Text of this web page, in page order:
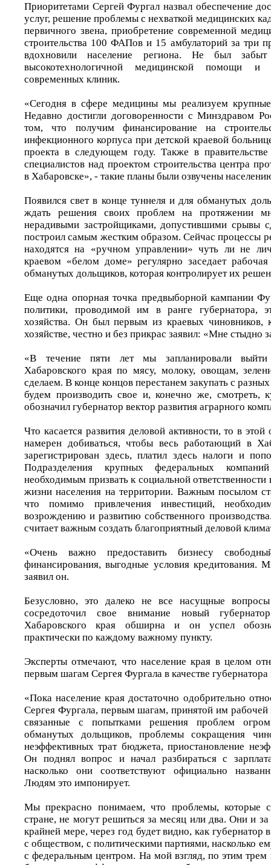
Приоритетами Сергей Фургал назвал обеспечение
услуг, решение проблемы с нехваткой медицинских
первичного звена, приобретение современной
строительства 100 ФАПов и 15 амбулаторий за три
вдохновили население региона. Не был
высокотехнологичной медицинской помощи и
современных клиник.
«Сегодня в сфере медицины мы реализуем
Недавно достигли договоренности с Минздравом
том, что получим финансирование на
инфекционного корпуса при детской краевой
проекта в следующем году. Также в правительстве
специалистов над проектом строительства центра
в Хабаровске», - такие планы были озвучены
Появился свет в конце туннеля и для обманутых
ждать решения своих проблем на протяжении
нерадивыми застройщиками, допустившими срывы
построил самым жестким образом. Сейчас процессы
находятся на «ручном управлении» чуть ли не
краевом «белом доме» регулярно заседает
обманутых дольщиков, которая контролирует их
Еще одна опорная точка предвыборной кампании
политики, проводимой им в ранге губернатора,
хозяйства. Он был первым из краевых чиновников,
хозяйстве, честно и без прикрас заявил: «Мне стыдно
«В течение пяти лет мы запланировали выйти
Хабаровского края по мясу, молоку, овощам,
сделаем. В конце концов перестанем закупать с
будем производить свое и, конечно же, смотреть,
обозначил губернатор вектор развития аграрного
Что касается развития деловой активности, то в
намерен добиваться, чтобы весь работающий в
зарегистрирован здесь, платил здесь налоги и
Подразделения крупных федеральных
необходимым призвать к социальной
жизни населения на территории. Важным посылом
что помимо привлечения инвестиций,
возрождению и развитию собственного
считает важным создать благоприятный деловой
«Очень важно предоставить бизнесу
финансирования, выгодные условия кредитования.
заявил он.
Безусловно, это далеко не все насущные
сосредоточил свое внимание новый
Хабаровского края обширна и он успел
практически по каждому важному пункту.
Эксперты отмечают, что население края в целом
первым шагам Сергея Фургала в качестве
«Пока население края достаточно одобрительно
Сергея Фургала, первым шагам, принятой им рабочей
связанные с попытками решения проблем
обманутых дольщиков, проблемы сокращения
неэффективных трат бюджета, приостановление
Он поднял вопрос и начал разбираться с
насколько они соответствуют официально
Людям это импонирует.
Мы прекрасно понимаем, что проблемы, которые
стране, не могут решиться за месяц или два. Они и
крайней мере, через год будет видно, как губернатор
с обществом, с политическими партиями, насколько
с федеральным центром. На мой взгляд, по этим